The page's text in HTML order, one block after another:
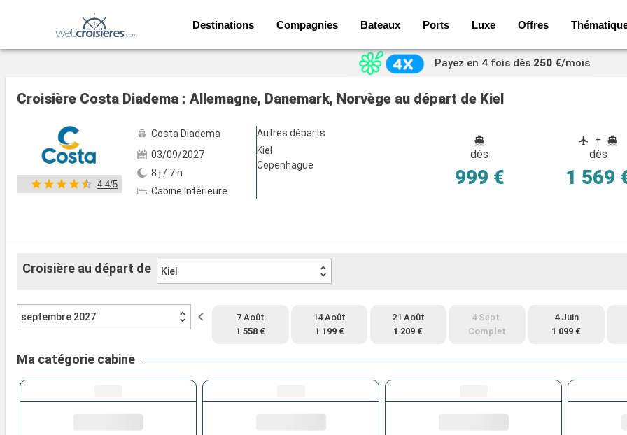
Destinations Compagnies Bateaux Ports Luxe Offres
Voir les 56 autres photos
Payez en 4 fois dès 250 €/mois
Croisière Costa Diadema : Allemagne, Danemark, Norvège au départ de Kiel
4.4/5
Costa Diadema
03/09/2027
8 j / 7 n
Cabine Intérieure
Autres départs
Kiel
Copenhague
dès
999 €
+
dès
1 569
Croisière au départ de Kiel
septembre 2027
7 Août
1 558 €
14 Août
1 199 €
21 Août
1 209 €
4 Sept.
Complet
4 Juin
1 099 €
Ma catégorie cabine